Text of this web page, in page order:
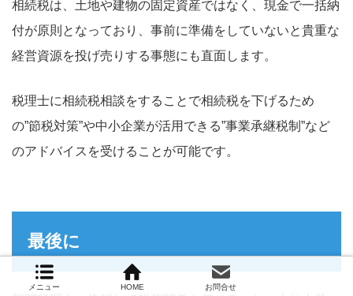
相続税は、土地や建物の固定資産ではなく、現金で一括納
付が原則となっており、事前に準備をしていないと貴重な
経営資源を投げ売りする事態にも直面します。
税理士に相続税相談をすることで相続税を下げるため
の”節税対策”や中小企業が活用できる”事業承継税制”など
のアドバイスを受けることが可能です。
最後に
メニュー HOME お問合せ